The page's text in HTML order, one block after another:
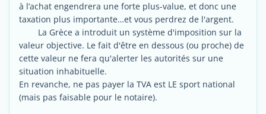
à l’achat engendrera une forte plus-value, et donc une
taxation plus importante…et vous perdrez de l'argent.
La Grèce a introduit un système d'imposition sur la
valeur objective. Le fait d'être en dessous (ou proche) de
cette valeur ne fera qu'alerter les autorités sur une
situation inhabituelle.
En revanche, ne pas payer la TVA est LE sport national
(mais pas faisable pour le notaire).